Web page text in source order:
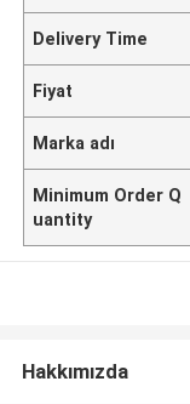
Delivery Time
Fiyat
Marka adı
Minimum Order Q
uantity
Hakkımızda